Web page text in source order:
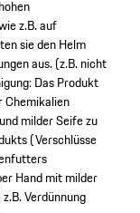
z.B. auf
sie den Helm
aus. (z.B. nicht
Das Produkt
milder Seife zu
(Verschlüsse
Hand mit milder
Verdünnung